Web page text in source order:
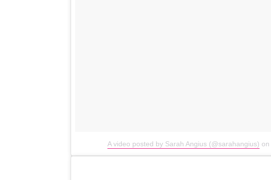
A video posted by Sarah Angius (@sarahangius) on